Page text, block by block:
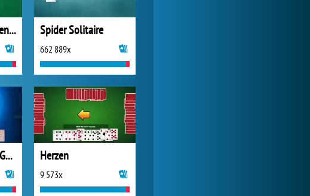
Klassischer Spinnen-Solitaire Spider Solitaire
662 889x
Rummy 500 Card Game Herzen
9 573x
Forge of Empires
My Free Zoo